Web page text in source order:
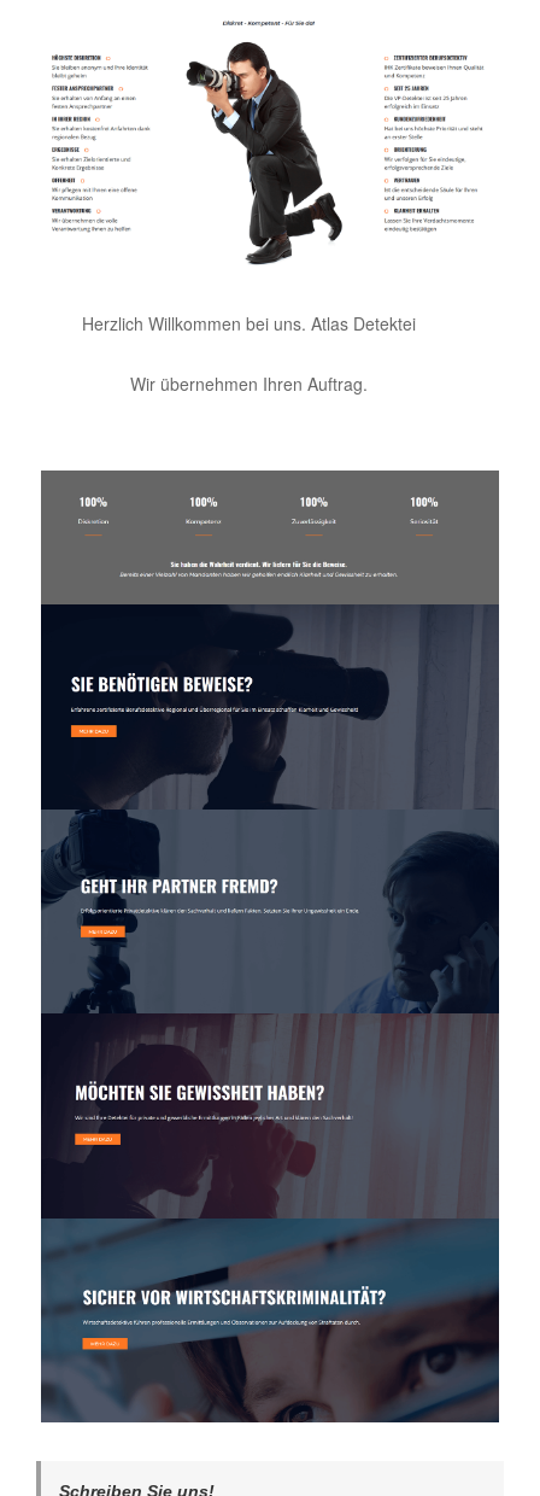
Herzlich Willkommen bei uns. Atlas Detektei
Wir übernehmen Ihren Auftrag.
Schreiben Sie uns!